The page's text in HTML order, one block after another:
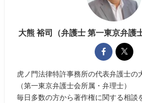
大熊 裕司（弁護士 第一東京弁護
虎ノ門法律特許事務所の代表弁護士の
（第一東京弁護士会所属・弁理士）
毎日多数の方から著作権に関する相談